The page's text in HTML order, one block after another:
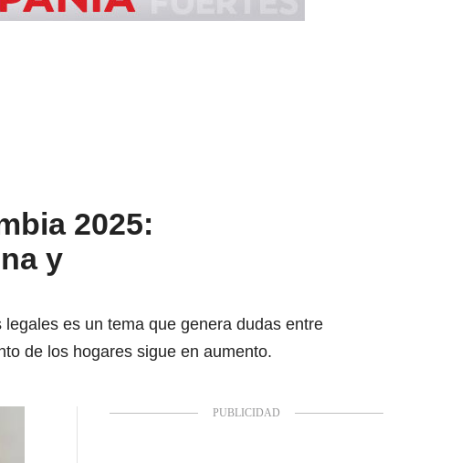
2025:
y
es un tema que genera dudas entre
de los hogares sigue en aumento.